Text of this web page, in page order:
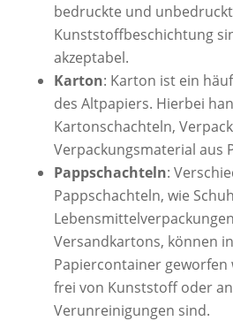
bedruckte und
Kunststoffbeschichtung
akzeptabel.
Karton: Karton ist ein
des Altpapiers. Hierbei
Kartonschachteln,
Verpackungsmaterial aus
Pappschachteln:
Pappschachteln, wie
Versandkartons, können
Papiercontainer geworfen
frei von Kunststoff oder
Verunreinigungen sind.